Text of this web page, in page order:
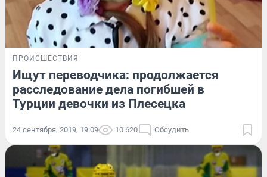
ПРОИСШЕСТВИЯ
Ищут переводчика: продолжается
расследование дела погибшей в
Турции девочки из Плесецка
24 сентября, 2019, 19:09 10 620 Обсудить